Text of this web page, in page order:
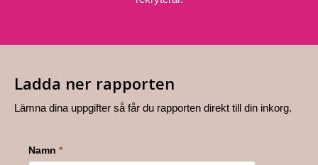
Ladda ner rapporten
Lämna dina uppgifter så får du rapporten direkt till din inkorg.